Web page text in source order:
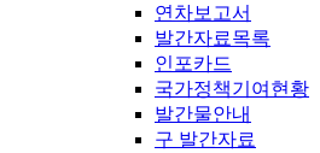
연차보고서
발간자료목록
인포카드
국가정책기여현황
발간물안내
구 발간자료